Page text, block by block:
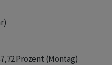
Prozent (Montag)